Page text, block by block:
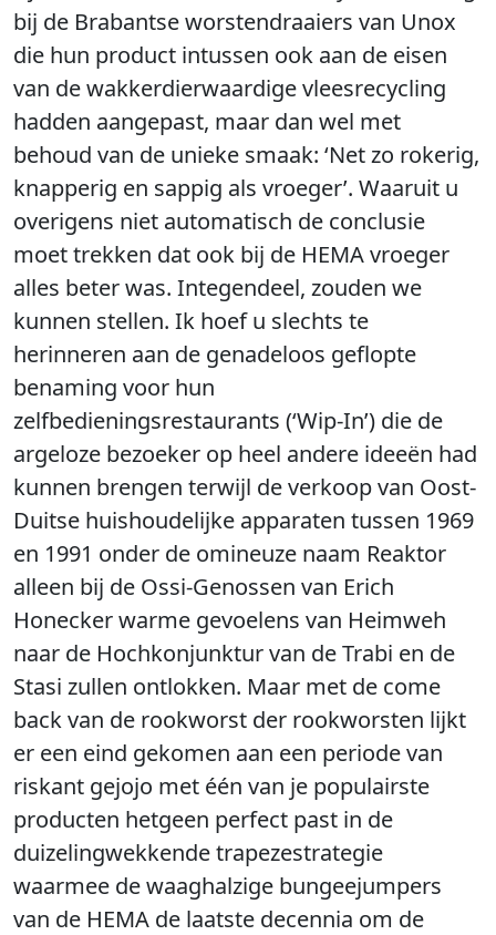
bij de Brabantse worstendraaiers van Unox
die hun product intussen ook aan de eisen
van de wakkerdierwaardige vleesrecycling
hadden aangepast, maar dan wel met
behoud van de unieke smaak: ‘Net zo rokerig,
knapperig en sappig als vroeger’. Waaruit u
overigens niet automatisch de conclusie
moet trekken dat ook bij de HEMA vroeger
alles beter was. Integendeel, zouden we
kunnen stellen. Ik hoef u slechts te
herinneren aan de genadeloos geflopte
benaming voor hun
zelfbedieningsrestaurants (‘Wip-In’) die de
argeloze bezoeker op heel andere ideeën had
kunnen brengen terwijl de verkoop van Oost-
Duitse huishoudelijke apparaten tussen 1969
en 1991 onder de omineuze naam Reaktor
alleen bij de Ossi-Genossen van Erich
Honecker warme gevoelens van Heimweh
naar de Hochkonjunktur van de Trabi en de
Stasi zullen ontlokken. Maar met de come
back van de rookworst der rookworsten lijkt
er een eind gekomen aan een periode van
riskant gejojo met één van je populairste
producten hetgeen perfect past in de
duizelingwekkende trapezestrategie
waarmee de waaghalzige bungeejumpers
van de HEMA de laatste decennia om de